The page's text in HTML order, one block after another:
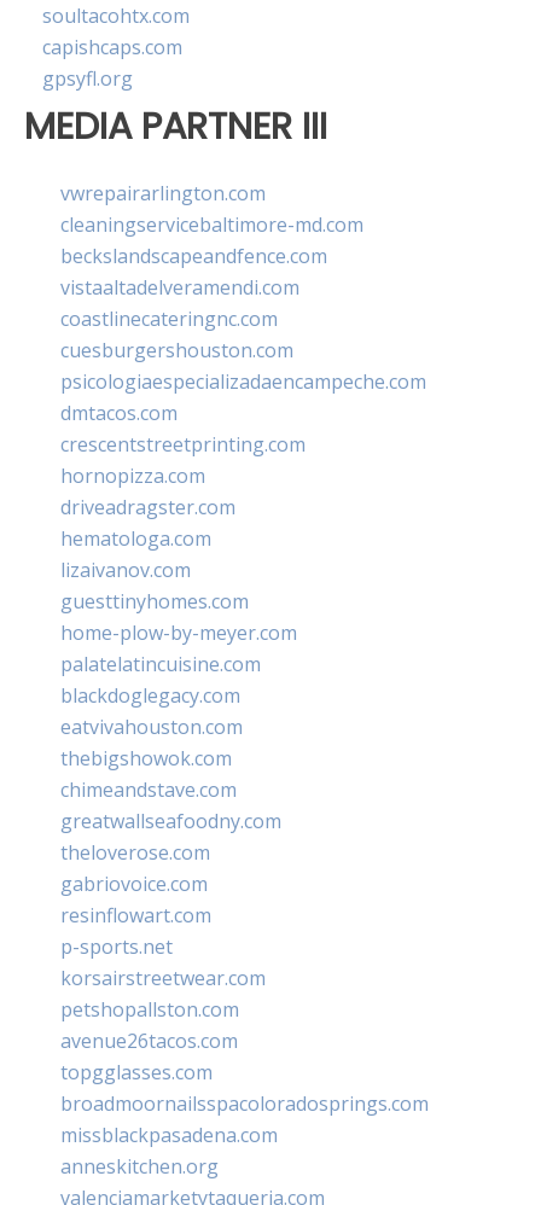
soultacohtx.com
capishcaps.com
gpsyfl.org
MEDIA PARTNER III
vwrepairarlington.com
cleaningservicebaltimore-md.com
beckslandscapeandfence.com
vistaaltadelveramendi.com
coastlinecateringnc.com
cuesburgershouston.com
psicologiaespecializadaencampeche.com
dmtacos.com
crescentstreetprinting.com
hornopizza.com
driveadragster.com
hematologa.com
lizaivanov.com
guesttinyhomes.com
home-plow-by-meyer.com
palatelatincuisine.com
blackdoglegacy.com
eatvivahouston.com
thebigshowok.com
chimeandstave.com
greatwallseafoodny.com
theloverose.com
gabriovoice.com
resinflowart.com
p-sports.net
korsairstreetwear.com
petshopallston.com
avenue26tacos.com
topgglasses.com
broadmoornailsspacoloradosprings.com
missblackpasadena.com
anneskitchen.org
valenciamarketytaqueria.com